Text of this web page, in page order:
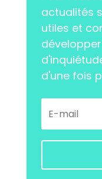
actualités
utiles et
d'une fois